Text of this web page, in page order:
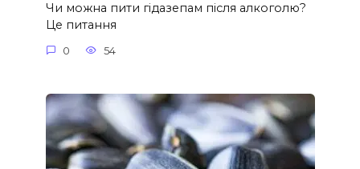
Чи можна пити гідазепам після алкоголю?
Це питання
0 54